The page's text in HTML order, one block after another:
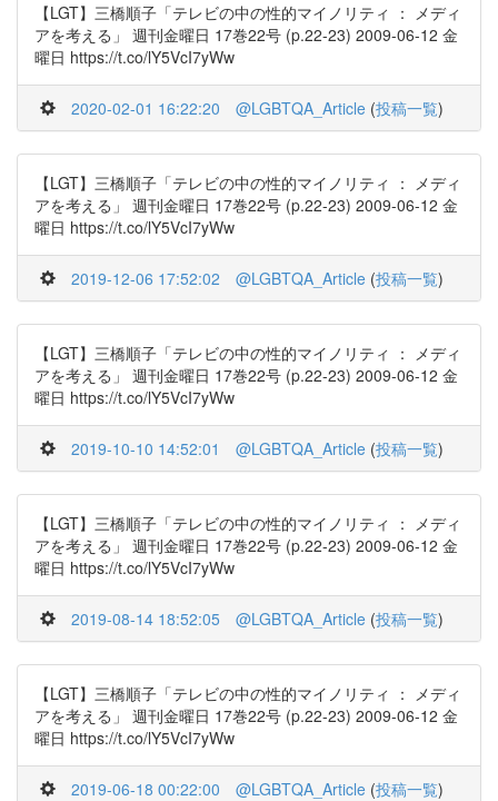
【LGT】三橋順子「テレビの中の性的マイノリティ ： メディ
アを考える」 週刊金曜日 17巻22号 (p.22-23) 2009-06-12 金
曜日 https://t.co/lY5VcI7yWw
2020-02-01 16:22:20 @LGBTQA_Article (投稿一覧)
【LGT】三橋順子「テレビの中の性的マイノリティ ： メディ
アを考える」 週刊金曜日 17巻22号 (p.22-23) 2009-06-12 金
曜日 https://t.co/lY5VcI7yWw
2019-12-06 17:52:02 @LGBTQA_Article (投稿一覧)
【LGT】三橋順子「テレビの中の性的マイノリティ ： メディ
アを考える」 週刊金曜日 17巻22号 (p.22-23) 2009-06-12 金
曜日 https://t.co/lY5VcI7yWw
2019-10-10 14:52:01 @LGBTQA_Article (投稿一覧)
【LGT】三橋順子「テレビの中の性的マイノリティ ： メディ
アを考える」 週刊金曜日 17巻22号 (p.22-23) 2009-06-12 金
曜日 https://t.co/lY5VcI7yWw
2019-08-14 18:52:05 @LGBTQA_Article (投稿一覧)
【LGT】三橋順子「テレビの中の性的マイノリティ ： メディ
アを考える」 週刊金曜日 17巻22号 (p.22-23) 2009-06-12 金
曜日 https://t.co/lY5VcI7yWw
2019-06-18 00:22:00 @LGBTQA_Article (投稿一覧)